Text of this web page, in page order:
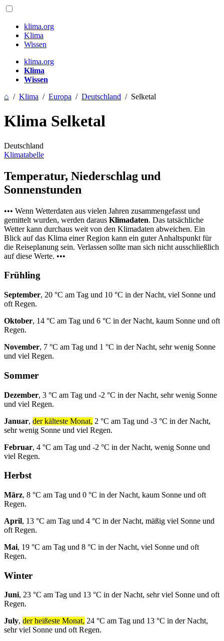
klima.org
Klima
Wissen
klima.org
Klima
Wissen
⌂ / Klima / Europa / Deutschland / Selketal
Klima Selketal
Deutschland
Klimatabelle
Temperatur, Niederschlag und
Sonnenstunden
••• Wenn Wetterdaten aus vielen Jahren zusammengefasst und
gemittelt wurden, werden daraus Klimadaten. Das tatsächliche
Wetter kann durchaus weit von den Klimadaten abweichen. Ein
Blick auf das Klima einer Region kann ein guter Anhaltspunkt für
die Reiseplanung sein. Verlassen sollte man sich nicht ausschließlich
auf diese Werte. •••
Frühling
September, 20 °C am Tag und 10 °C in der Nacht, viel Sonne und
oft Regen.
Oktober, 14 °C am Tag und 6 °C in der Nacht, kaum Sonne und oft
Regen.
November, 7 °C am Tag und 1 °C in der Nacht, sehr wenig Sonne
und viel Regen.
Sommer
Dezember, 3 °C am Tag und -2 °C in der Nacht, sehr wenig Sonne
und viel Regen.
Januar, der kälteste Monat, 2 °C am Tag und -3 °C in der Nacht,
sehr wenig Sonne und viel Regen.
Februar, 4 °C am Tag und -2 °C in der Nacht, wenig Sonne und
viel Regen.
Herbst
März, 8 °C am Tag und 0 °C in der Nacht, kaum Sonne und oft
Regen.
April, 13 °C am Tag und 4 °C in der Nacht, mäßig viel Sonne und
oft Regen.
Mai, 19 °C am Tag und 8 °C in der Nacht, viel Sonne und oft
Regen.
Winter
Juni, 23 °C am Tag und 13 °C in der Nacht, sehr viel Sonne und oft
Regen.
July, der heißeste Monat, 24 °C am Tag und 13 °C in der Nacht,
sehr viel Sonne und oft Regen.